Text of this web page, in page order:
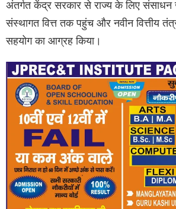
अंतर्गत केंद्र सरकार से राज्य के लिए संसाधन
संस्थागत वित्त तक पहुंच और नवीन वित्तीय
सहयोग का आग्रह किया।